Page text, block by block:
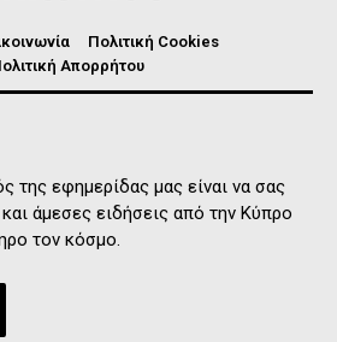
Πολιτική Cookies
Απορρήτου
της εφημερίδας μας είναι να σας
άμεσες ειδήσεις από την Κύπρο
τον κόσμο.